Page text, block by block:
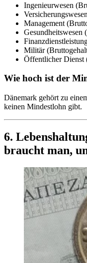
Ingenieurwesen
Management
Militär
Öffentlicher Dienst
Wie hoch ist der
Dänemark gehört zu
keinen Mindestlohn gibt.
6.
braucht man,